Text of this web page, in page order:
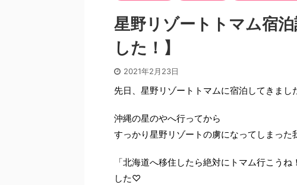
星野リゾートトマム宿
した！】
2021年2月23日
先日、星野リゾートトマムに宿泊してきまし
沖縄の星のやへ行ってから
すっかり星野リゾートの虜になってしまった
「北海道へ移住したら絶対にトマム行こう
した♡